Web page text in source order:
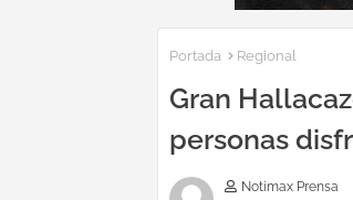
Portada Regional
Gran
personas
Notimax Prensa